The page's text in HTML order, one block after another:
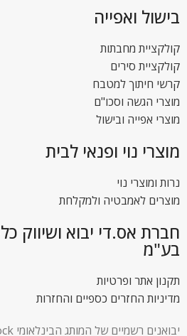
בישול ואפייה
קולקציית מחבתות
קולקציית סירים
קרשי חיתוך למטבח
מוצרי הגשה וסכו"ם
מוצרי אפייה ובישול
מוצרי נוי ופנאי לבית
נרות ומוצרי נוי
מוצרים לאמבטיה ולמקלחת
חברת אס.די יבוא ושיווק
בע"מ
תקנון אתר ופרטיות
מדיניות החזרים כספיים והחזרות